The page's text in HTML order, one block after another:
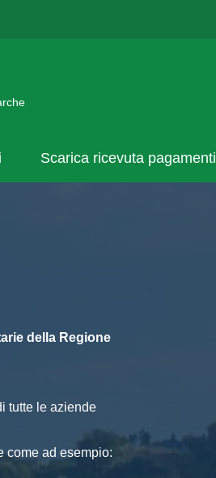
Scarica ricevuta pagamenti
della Regione
tutte le aziende
come ad esempio: